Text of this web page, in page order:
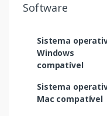
Software
Sistema
Windows
compatível
Sistema
Mac compatível